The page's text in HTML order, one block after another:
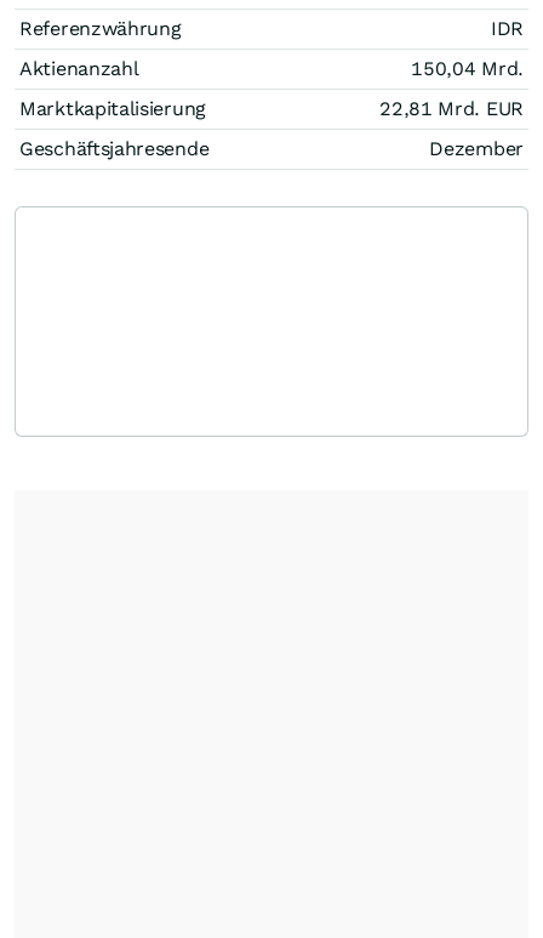
Referenzwährung
IDR
Aktienanzahl
150,04 Mrd.
Marktkapitalisierung
22,81 Mrd. EUR
Geschäftsjahresende
Dezember